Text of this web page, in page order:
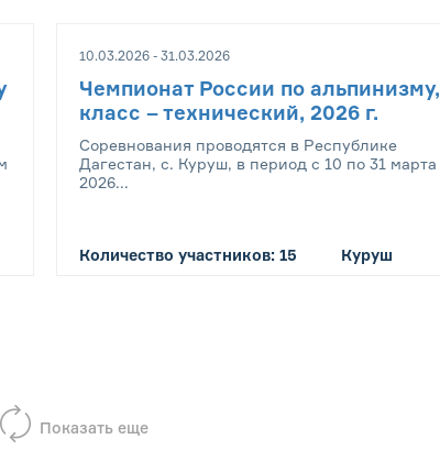
10.03.2026 - 31.03.2026
Чемпионат России по альпинизму,
класс – технический, 2026 г.
Соревнования проводятся в Республике
Дагестан, с. Куруш, в период с 10 по 31 марта
2026...
Количество участников: 15 Куруш
Показать еще